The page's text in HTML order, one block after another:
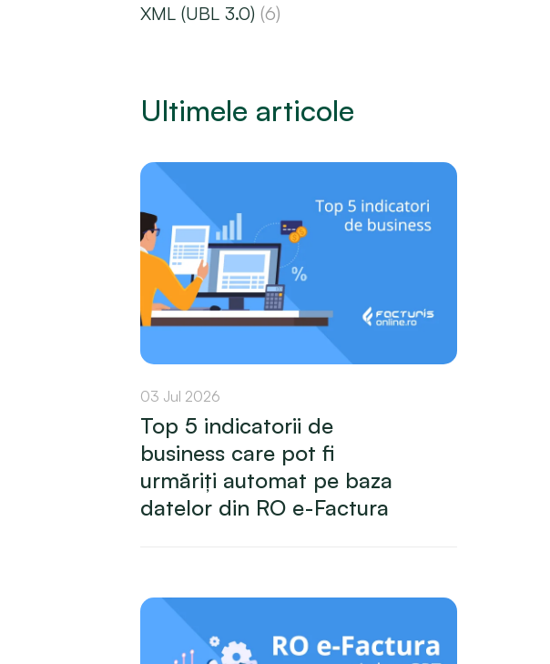
XML (UBL 3.0) (6)
Ultimele articole
03 Jul 2026
Top 5 indicatorii de
business care pot fi
urmăriți automat pe baza
datelor din RO e-Factura